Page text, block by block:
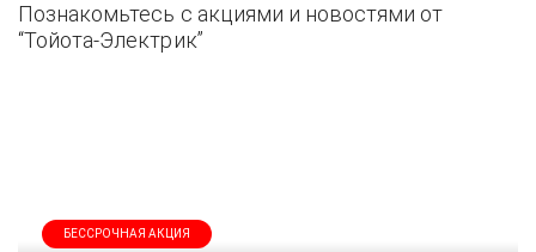
Познакомьтесь с акциями и новостями от
“Тойота-Электрик”
БЕССРОЧНАЯ АКЦИЯ